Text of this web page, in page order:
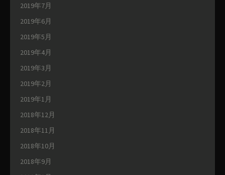
2019年7月
2019年6月
2019年5月
2019年4月
2019年3月
2019年2月
2019年1月
2018年12月
2018年11月
2018年10月
2018年9月